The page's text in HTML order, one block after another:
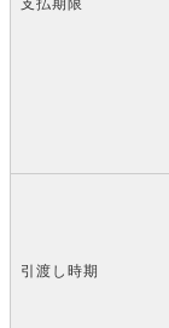
支払期限
引渡し時期